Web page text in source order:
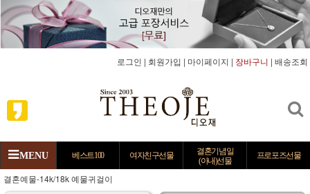
로그인 | 회원가입 | 마이페이지 | 장바구니 | 배송조회
MENU 베스트100 여자친구선물
결혼기념일
(아내)선물
프로포즈선물
결혼예물-14k/18k 예물귀걸이